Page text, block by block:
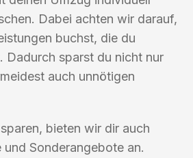
Dabei achten wir darauf,
buchst, die du
Dadurch sparst du nicht nur
auch unnötigen
bieten wir dir auch
Sonderangebote an.